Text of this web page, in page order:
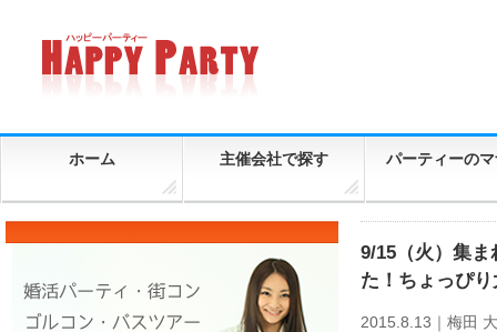
ホーム 主催会社で探す パーティーの
9/15（火）集
た！ちょっぴ
2015.8.13｜ 梅田